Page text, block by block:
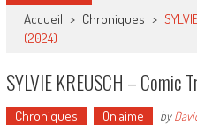
Accueil > Chroniques >
(2024)
SYLVIE KREUSCH – Comic
Chroniques On aime by